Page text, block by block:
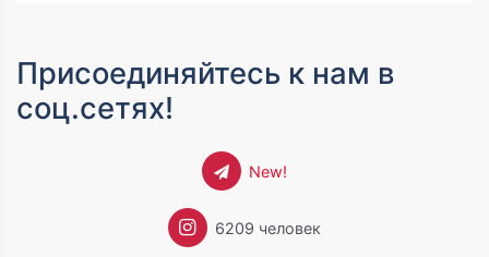
Присоединяйтесь к нам в
соц.сетях!
New!
6209 человек